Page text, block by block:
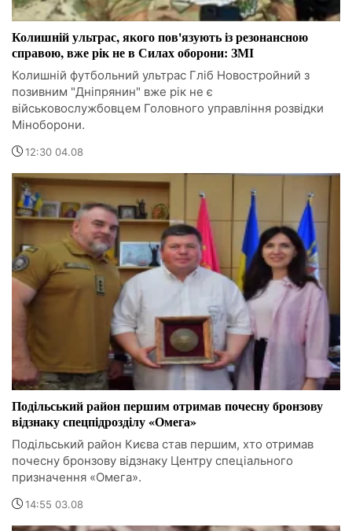
Колишній ультрас, якого пов'язують із резонансною
справою, вже рік не в Силах оборони: ЗМІ
Колишній футбольний ультрас Гліб Новостройний з
позивним "Дніпрянин" вже рік не є
військовослужбовцем Головного управління розвідки
Міноборони.
12:30 04.08
Подільський район першим отримав почесну бронзову
відзнаку спецпідрозділу «Омега»
Подільський район Києва став першим, хто отримав
почесну бронзову відзнаку Центру спеціального
призначення «Омега».
14:55 03.08